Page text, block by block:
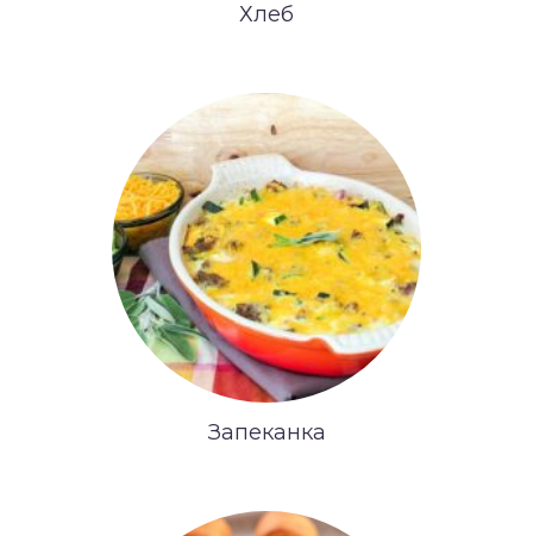
Хлеб
Запеканка